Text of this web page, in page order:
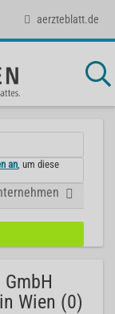
aerzteblatt.de
an , um diese
Wien (0)